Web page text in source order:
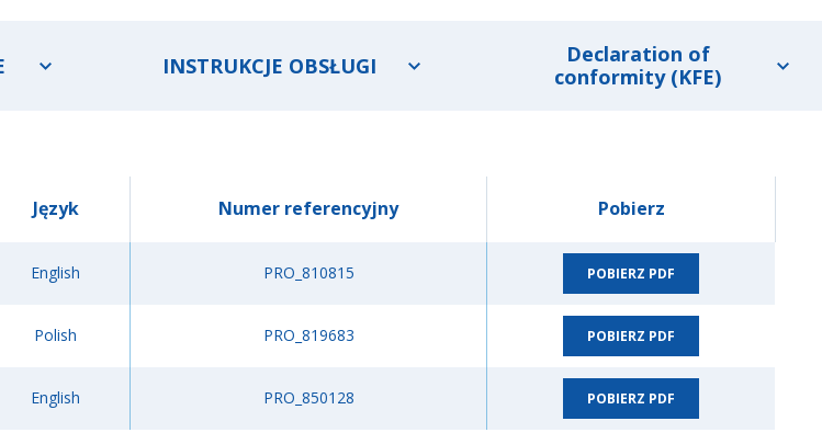
INSTRUKCJE OBSŁUGI
Declaration of
conformity (KFE)
Język Numer referencyjny Pobierz
English PRO_810815 POBIERZ PDF
Polish PRO_819683 POBIERZ PDF
English PRO_850128 POBIERZ PDF